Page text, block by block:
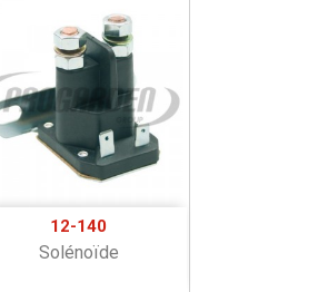
12-140
Solénoïde